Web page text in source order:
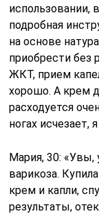
использовании,
подробная
на основе
приобрести без
ЖКТ, прием
хорошо. А крем
расходуется
ногах исчезает,
Мария, 30:
варикоза.
крем и капли,
результаты,